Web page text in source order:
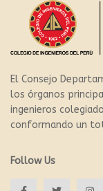
El Consejo
los órganos
ingenieros
conformando un
Follow Us